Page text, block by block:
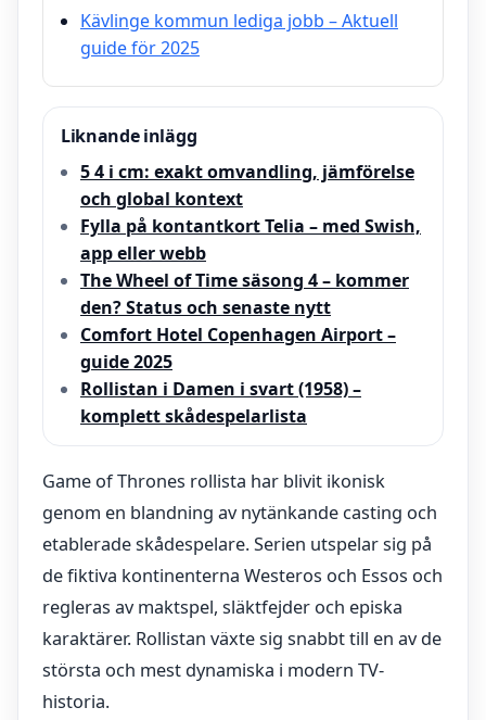
Kävlinge kommun lediga jobb – Aktuell
guide för 2025
Liknande inlägg
5 4 i cm: exakt omvandling, jämförelse
och global kontext
Fylla på kontantkort Telia – med Swish,
app eller webb
The Wheel of Time säsong 4 – kommer
den? Status och senaste nytt
Comfort Hotel Copenhagen Airport –
guide 2025
Rollistan i Damen i svart (1958) –
komplett skådespelarlista
Game of Thrones rollista har blivit ikonisk
genom en blandning av nytänkande casting och
etablerade skådespelare. Serien utspelar sig på
de fiktiva kontinenterna Westeros och Essos och
regleras av maktspel, släktfejder och episka
karaktärer. Rollistan växte sig snabbt till en av de
största och mest dynamiska i modern TV-
historia.